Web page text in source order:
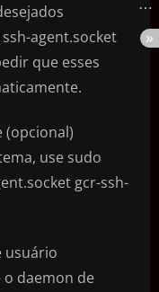
agent.socket
que esses
(opcional)
use sudo
gcr-ssh-
usuário
daemon de